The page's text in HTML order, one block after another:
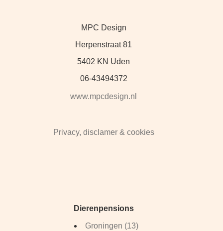
MPC Design
Herpenstraat 81
5402 KN Uden
06-43494372
www.mpcdesign.nl
Privacy, disclamer & cookies
Dierenpensions
Groningen (13)